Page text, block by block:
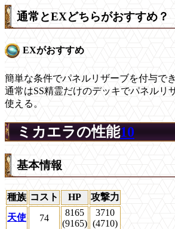
通常とEXどちらがおすすめ？
EXがおすすめ
簡単な条件でパネルリザーブを付与で
通常はSS精霊だけのデッキでパネルリ
使える。
ミカエラの性能10
基本情報
種族 コスト HP
攻撃力
天使
74
8165
(9165)
3710
(4710)